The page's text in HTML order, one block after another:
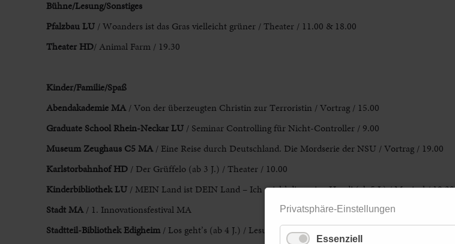
Bühne/Lesung/Sonstiges
Pfalzbau LU / Woanders ist das Gras vielleicht grüner / Theater / 11.00 & 18.00
Theater HD/ Animal Farm / 19.30
Kinder/Familie/Spaß
Abendakademie MA / Von der überzeugten Christin zur Terroristin / Vortrag / 15.00
Graduate School Rhein-Neckar LU / Seminar Controlling für Nicht-Controller / 9.00
Museum Zeughaus C5 MA / Eine Reise durch Deutschland. Die Mordserie der NSU / Vortrag / 19.00
Karlstorbahnhof HD / Der Grüffelo (ab 3 J.) / Theater / 10.00
Kinderbibliothek LU / MEIN Land ist DEIN Land – Ich reich’ dir meine Hand! (ab 5 J.) / Musical / 10.30
Stadt MA / 1. Innovationsfestival MA
Stadtteil-Bibliothek Edigheim / Los geht’s (ab 4 J.) / Lesung / 14.30
Privatsphäre-Einstellungen
Essenziell